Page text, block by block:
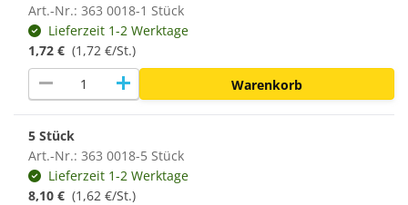
Art.-Nr.: 363 0018-1 Stück
Lieferzeit 1-2 Werktage
1,72 € (1,72 €/St.)
remove add Warenkorb
5 Stück
Art.-Nr.: 363 0018-5 Stück
Lieferzeit 1-2 Werktage
8,10 € (1,62 €/St.)